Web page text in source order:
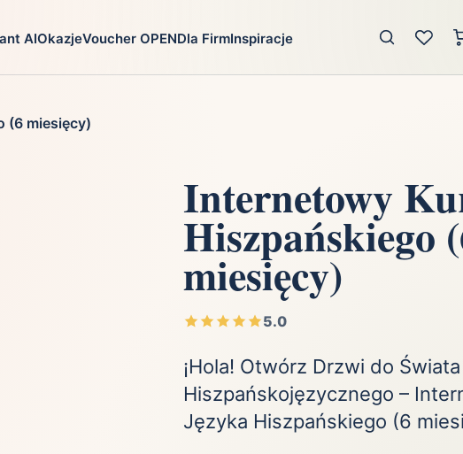
Kultura i Rozrywka
Komunia
Narodziny dziecka
Parapetówka
Rocznica
Różne okazje
Ślub i wesele
AIOkazjeVoucher OPENDla FirmInspiracje
(6 miesięcy)
Internetowy
Hiszpańskiego
miesięcy)
5.0
¡Hola! Otwórz Drzwi do Świata
Hiszpańskojęzycznego –
Języka Hiszpańskiego (6